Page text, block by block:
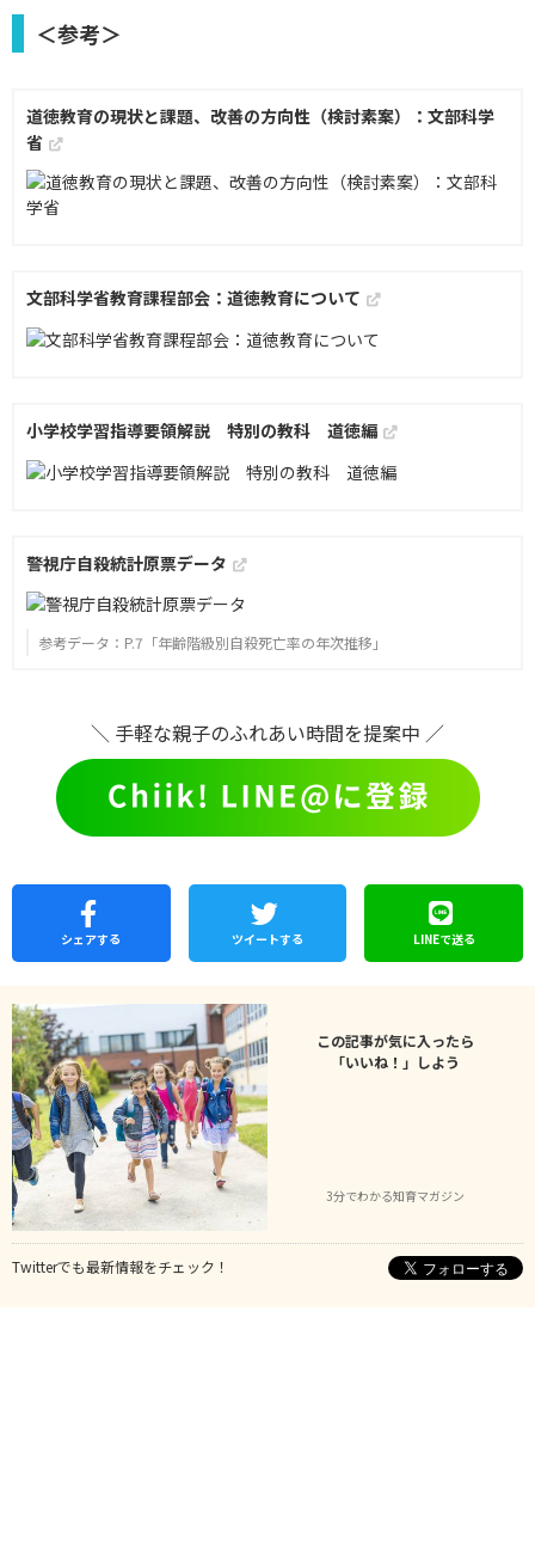
＜参考＞
道徳教育の現状と課題、改善の方向性（検討素案）：文部科学
省
文部科学省教育課程部会：道徳教育について
小学校学習指導要領解説 特別の教科 道徳編
警視庁自殺統計原票データ
参考データ：P.7「年齢階級別自殺死亡率の年次推移」
＼ 手軽な親子のふれあい時間を提案中 ／
シェアする ツイートする LINEで送る
この記事が気に入ったら
「いいね！」しよう
3分でわかる知育マガジン
Twitterでも最新情報をチェック！